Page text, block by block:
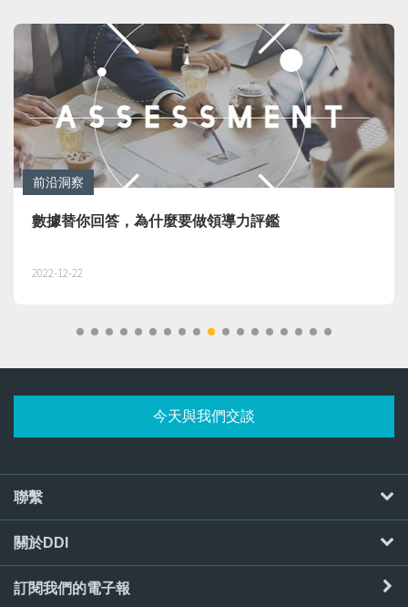
前沿洞察
數據替你回答，為什麼要做領導力評鑑
2022-12-22
今天與我們交談
聯繫
關於DDI
訂閱我們的電子報